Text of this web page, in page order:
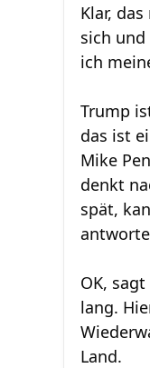
Klar,
sich und
ich
Trump
das ist
Mike
denkt
spät,
OK,
lang.
Land.